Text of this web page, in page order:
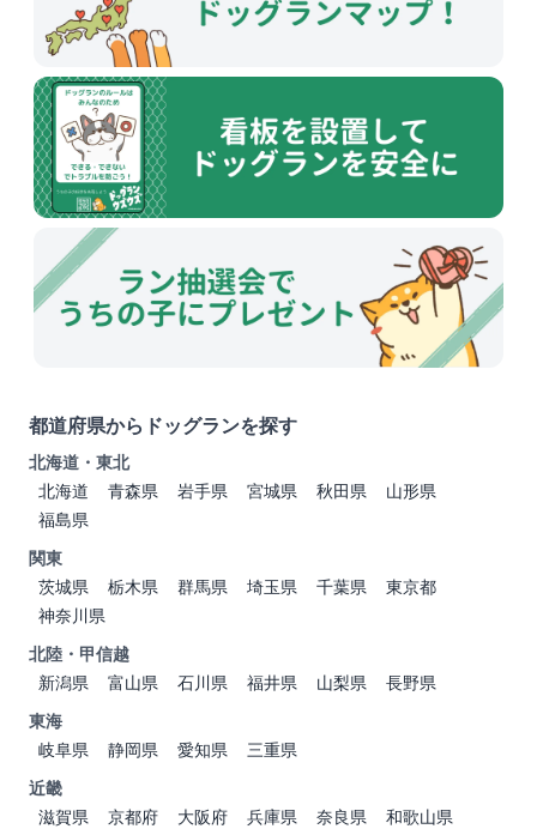
都道府県からドッグランを探す
北海道・東北
北海道
青森県 岩手県 宮城県 秋田県
山形県
福島県
関東
茨城県
栃木県 群馬県 埼玉県 千葉県
東京都
神奈川県
北陸・甲信越
新潟県
富山県 石川県 福井県 山梨県
長野県
東海
岐阜県
静岡県 愛知県
三重県
近畿
滋賀県
京都府 大阪府 兵庫県 奈良県
和歌山県